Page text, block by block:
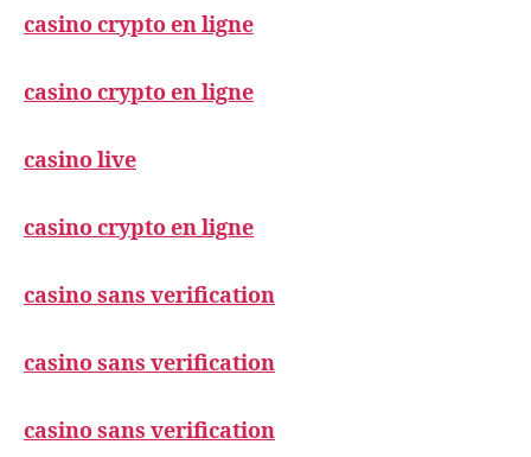
casino crypto en ligne
casino crypto en ligne
casino live
casino crypto en ligne
casino sans verification
casino sans verification
casino sans verification